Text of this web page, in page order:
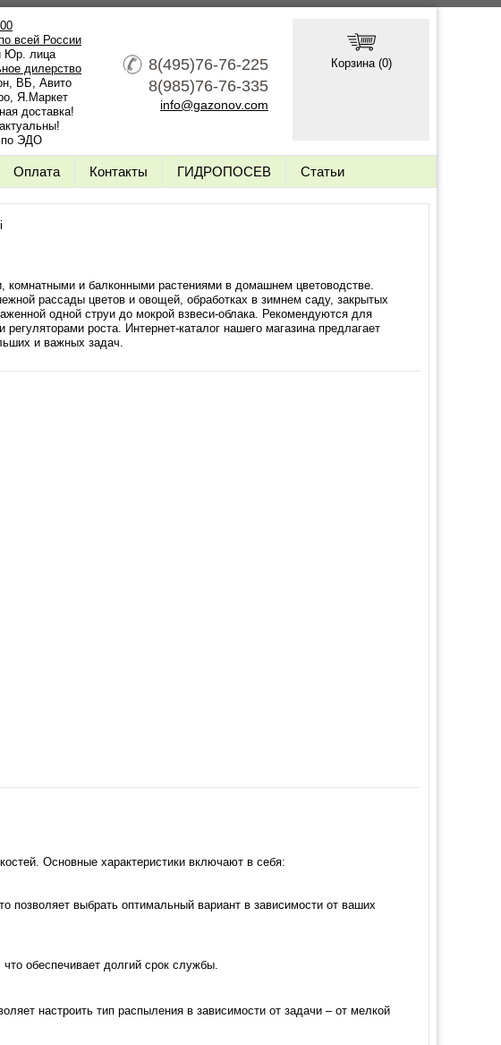
всей России
Юр. лица
дилерство
ВБ, Авито
Я.Маркет
доставка!
по ЭДО
8(495)76-76-225
8(985)76-76-335
info@gazonov.com
Корзина (0)
Оплата Контакты ГИДРОПОСЕВ Статьи
комнатными и балконными растениями в домашнем цветоводстве.
рассады цветов и овощей, обработках в зимнем саду, закрытых
одной струи до мокрой взвеси-облака. Рекомендуются для
роста. Интернет-каталог нашего магазина предлагает
и важных задач.
Основные характеристики включают в себя:
позволяет выбрать оптимальный вариант в зависимости от ваших
обеспечивает долгий срок службы.
настроить тип распыления в зависимости от задачи – от мелкой